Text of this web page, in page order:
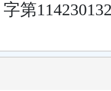
第